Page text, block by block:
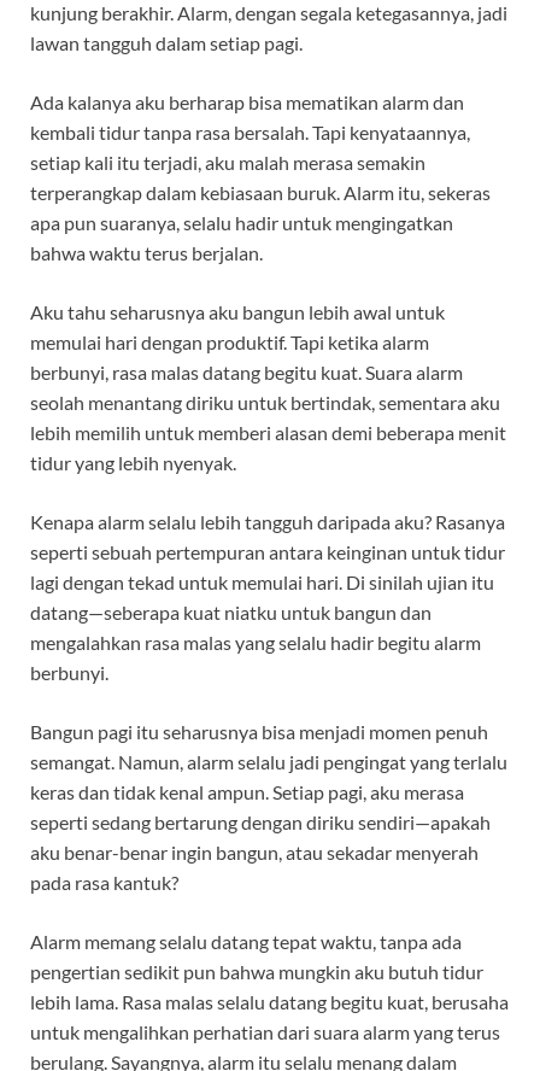
kunjung berakhir. Alarm, dengan segala ketegasannya, jadi
lawan tangguh dalam setiap pagi.
Ada kalanya aku berharap bisa mematikan alarm dan
kembali tidur tanpa rasa bersalah. Tapi kenyataannya,
setiap kali itu terjadi, aku malah merasa semakin
terperangkap dalam kebiasaan buruk. Alarm itu, sekeras
apa pun suaranya, selalu hadir untuk mengingatkan
bahwa waktu terus berjalan.
Aku tahu seharusnya aku bangun lebih awal untuk
memulai hari dengan produktif. Tapi ketika alarm
berbunyi, rasa malas datang begitu kuat. Suara alarm
seolah menantang diriku untuk bertindak, sementara aku
lebih memilih untuk memberi alasan demi beberapa menit
tidur yang lebih nyenyak.
Kenapa alarm selalu lebih tangguh daripada aku? Rasanya
seperti sebuah pertempuran antara keinginan untuk tidur
lagi dengan tekad untuk memulai hari. Di sinilah ujian itu
datang—seberapa kuat niatku untuk bangun dan
mengalahkan rasa malas yang selalu hadir begitu alarm
berbunyi.
Bangun pagi itu seharusnya bisa menjadi momen penuh
semangat. Namun, alarm selalu jadi pengingat yang terlalu
keras dan tidak kenal ampun. Setiap pagi, aku merasa
seperti sedang bertarung dengan diriku sendiri—apakah
aku benar-benar ingin bangun, atau sekadar menyerah
pada rasa kantuk?
Alarm memang selalu datang tepat waktu, tanpa ada
pengertian sedikit pun bahwa mungkin aku butuh tidur
lebih lama. Rasa malas selalu datang begitu kuat, berusaha
untuk mengalihkan perhatian dari suara alarm yang terus
berulang. Sayangnya, alarm itu selalu menang dalam